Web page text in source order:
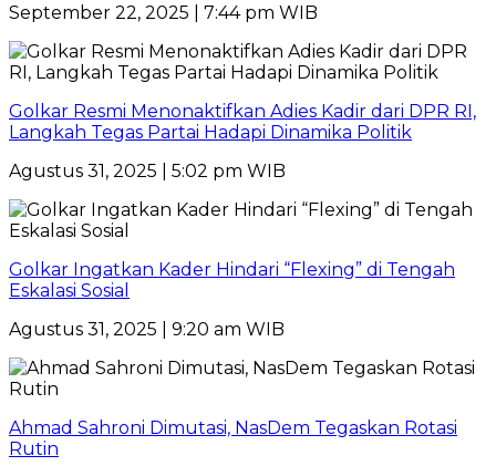
September 22, 2025 | 7:44 pm WIB
Golkar Resmi Menonaktifkan Adies Kadir dari DPR RI,
Langkah Tegas Partai Hadapi Dinamika Politik
Agustus 31, 2025 | 5:02 pm WIB
Golkar Ingatkan Kader Hindari “Flexing” di Tengah
Eskalasi Sosial
Agustus 31, 2025 | 9:20 am WIB
Ahmad Sahroni Dimutasi, NasDem Tegaskan Rotasi
Rutin